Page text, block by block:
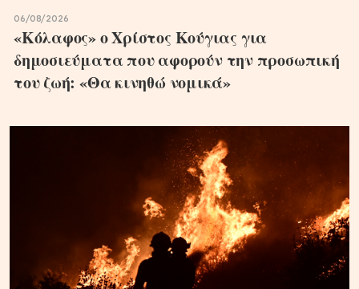
06/08/2026
«Κόλαφος» ο Χρίστος Κούγιας για
δημοσιεύματα που αφορούν την προσωπική
του ζωή: «Θα κινηθώ νομικά»